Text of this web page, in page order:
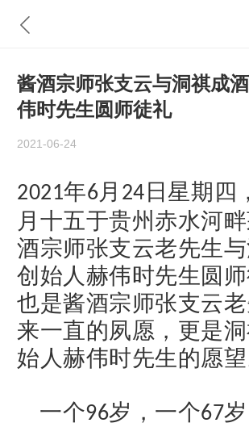
酱酒宗师张支云与洞祺成
伟时先生圆师徒礼
2021-06-24
2021年6月 24 日星期四
月十五于贵州赤水河
酒宗师张支云老先生
创始人赫伟时先生圆
也是酱酒宗师张支云
来一直的夙愿，更是
始人赫伟时先生的愿望
一个96岁，一个67